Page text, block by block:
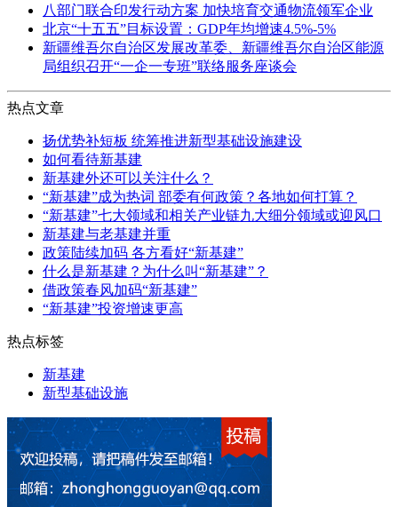
八部门联合印发行动方案 加快培育交通物流领军企业
北京“十五五”目标设置：GDP年均增速4.5%-5%
新疆维吾尔自治区发展改革委、新疆维吾尔自治区能源
局组织召开“一企一专班”联络服务座谈会
热点文章
扬优势补短板 统筹推进新型基础设施建设
如何看待新基建
新基建外还可以关注什么？
“新基建”成为热词 部委有何政策？各地如何打算？
“新基建”七大领域和相关产业链九大细分领域或迎风口
新基建与老基建并重
政策陆续加码 各方看好“新基建”
什么是新基建？为什么叫“新基建”？
借政策春风加码“新基建”
“新基建”投资增速更高
热点标签
新基建
新型基础设施